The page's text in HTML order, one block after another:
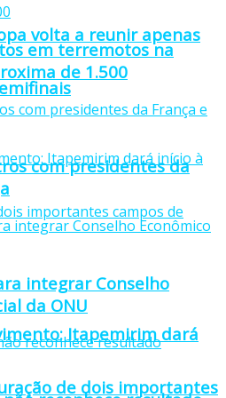
volta a reunir apenas
Itapemirim dará
de dois importantes
em terremotos na
de 1.500
com presidentes da
integrar Conselho
da ONU